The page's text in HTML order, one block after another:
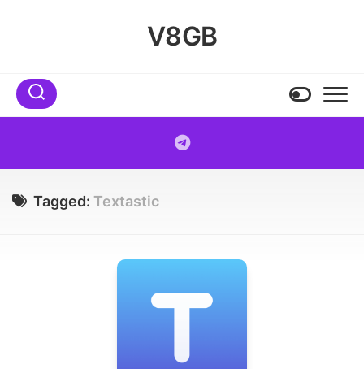
V8GB
Tagged: Textastic